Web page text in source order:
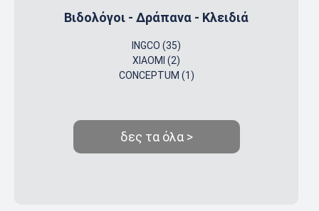
Βιδολόγοι - Δράπανα - Κλειδιά
INGCO (35)
XIAOMI (2)
CONCEPTUM (1)
δες τα όλα >